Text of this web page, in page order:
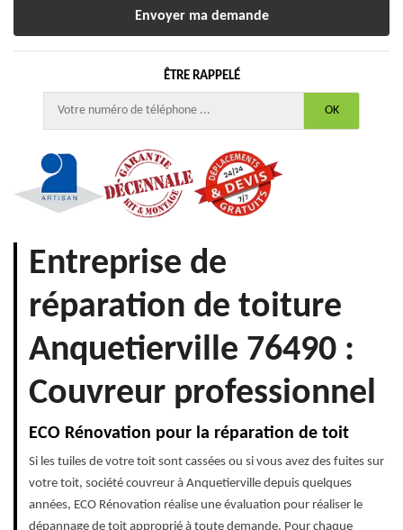
ÊTRE RAPPELÉ
Entreprise de
réparation de toiture
Anquetierville 76490 :
Couvreur professionnel
ECO Rénovation pour la réparation de toit
Si les tuiles de votre toit sont cassées ou si vous avez des fuites sur
votre toit, société couvreur à Anquetierville depuis quelques
années, ECO Rénovation réalise une évaluation pour réaliser le
dépannage de toit approprié à toute demande. Pour chaque